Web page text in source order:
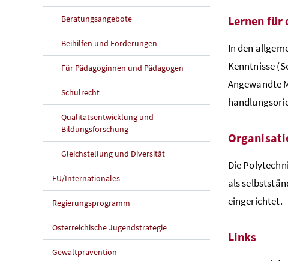
Beratungsangebote
Beihilfen und Förderungen
Für Pädagoginnen und Pädagogen
Schulrecht
Qualitätsentwicklung und
Bildungsforschung
Gleichstellung und Diversität
EU/Internationales
Regierungsprogramm
Österreichische Jugendstrategie
Gewaltprävention
Lernen für
In den
Kenntnisse
Angewandte
Die
als
eingerichtet.
Links